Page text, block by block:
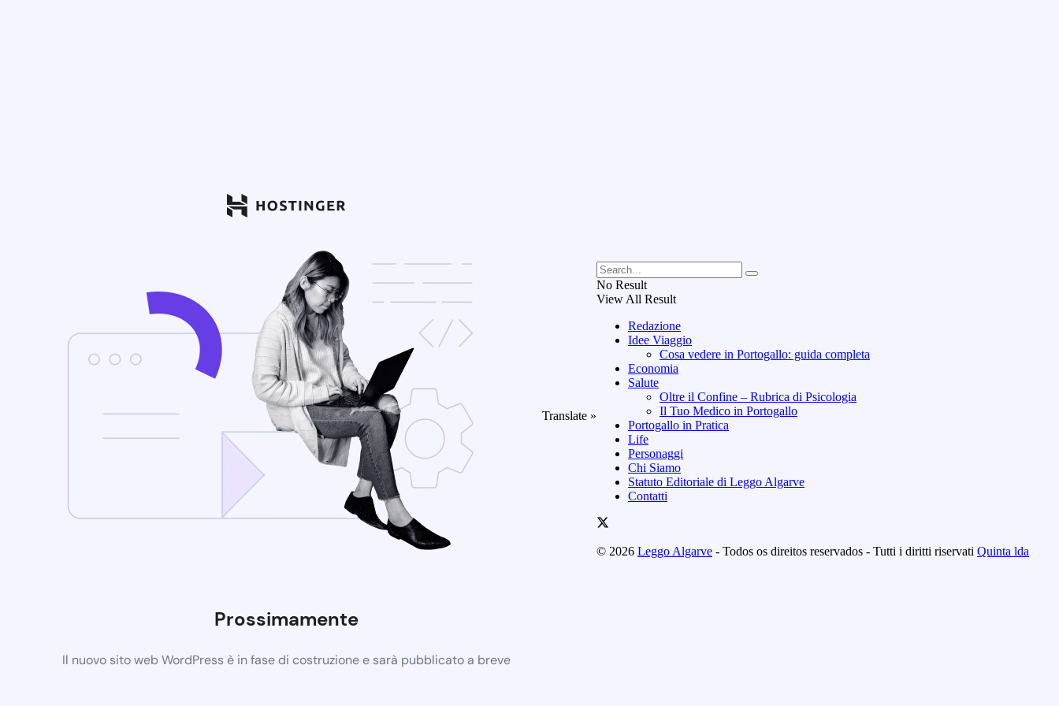
Prossimamente
Il nuovo sito web WordPress è in fase di costruzione e sarà pubblicato a breve
Translate »
No Result
View All Result
Redazione
Idee Viaggio
Cosa vedere in Portogallo: guida completa
Economia
Salute
Oltre il Confine – Rubrica di Psicologia
Il Tuo Medico in Portogallo
Portogallo in Pratica
Life
Personaggi
Chi Siamo
Statuto Editoriale di Leggo Algarve
Contatti
© 2026 Leggo Algarve - Todos os direitos reservados - Tutti i diritti riservati Quinta lda